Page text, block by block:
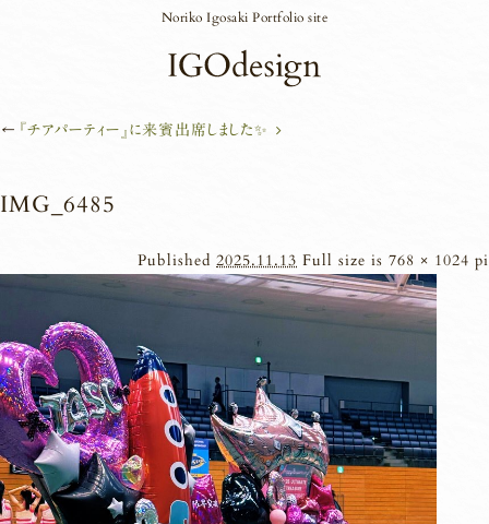
Noriko Igosaki Portfolio site
← 『チアパーティー』に来賓出席しました✨
IMG_6485
Published 2025.11.13 Full size is 768 × 1024